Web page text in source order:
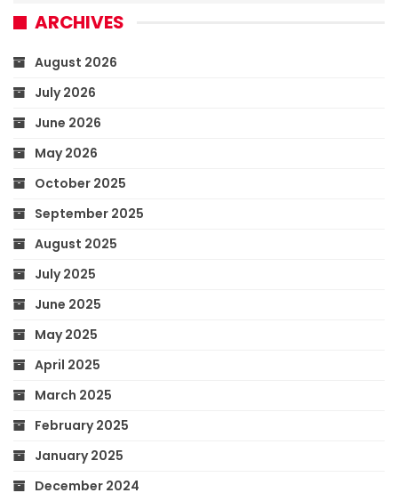
ARCHIVES
August 2026
July 2026
June 2026
May 2026
October 2025
September 2025
August 2025
July 2025
June 2025
May 2025
April 2025
March 2025
February 2025
January 2025
December 2024